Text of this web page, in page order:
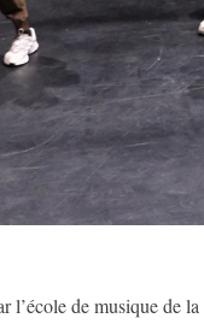
l’école de musique de